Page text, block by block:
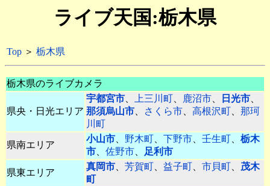
ライブ天国:栃木県
Top ＞ 栃木県
栃木県のライブカメラ
県央・日光エリア
宇都宮市、 上三川町、 鹿沼市、 日光市、
那須烏山市、 さくら市、 高根沢町、 那珂
川町
県南エリア
小山市、 野木町、 下野市、 壬生町、 栃木
市、 佐野市、 足利市
県東エリア
真岡市、 芳賀町、 益子町、 市貝町、 茂木
町